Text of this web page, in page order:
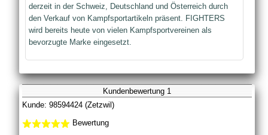
derzeit in der Schweiz, Deutschland und Österreich durch
den Verkauf von Kampfsportartikeln präsent. FIGHTERS
wird bereits heute von vielen Kampfsportvereinen als
bevorzugte Marke eingesetzt.
Kundenbewertung 1
Kunde: 98594424 (Zetzwil)
Bewertung